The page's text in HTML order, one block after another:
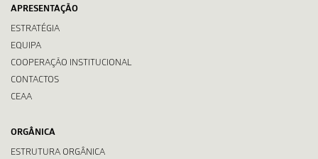
APRESENTAÇÃO
ESTRATÉGIA
EQUIPA
COOPERAÇÃO INSTITUCIONAL
CONTACTOS
CEAA
ORGÂNICA
ESTRUTURA ORGÂNICA